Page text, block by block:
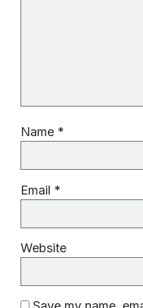
Name *
Email *
Website